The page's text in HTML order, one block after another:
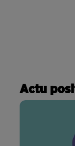
Actu